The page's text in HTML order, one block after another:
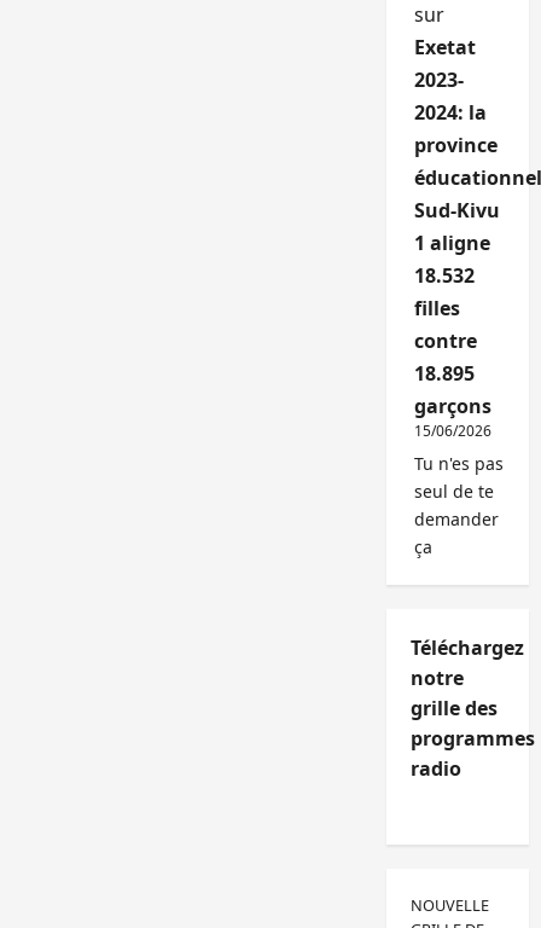
sur
Exetat
2023-
2024: la
province
Sud-Kivu
1 aligne
18.532
filles
contre
18.895
garçons
15/06/2026
Tu n'es pas
seul de te
demander
ça
Téléchargez
notre
grille des
programmes
radio
NOUVELLE